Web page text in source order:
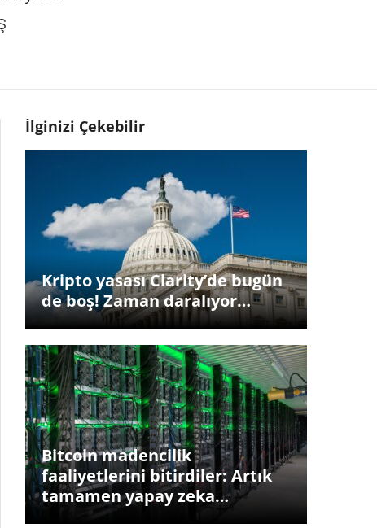
İlginizi Çekebilir
Kripto yasası Clarity’de bugün
de boş! Zaman daralıyor…
Bitcoin madencilik
faaliyetlerini bitirdiler: Artık
tamamen yapay zeka…